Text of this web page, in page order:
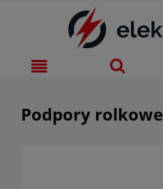
Podpory rolkowe